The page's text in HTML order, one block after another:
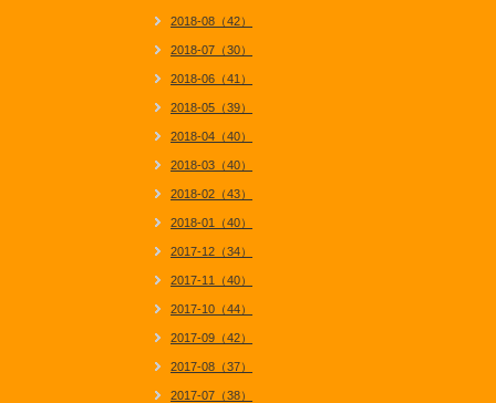
2018-08（42）
2018-07（30）
2018-06（41）
2018-05（39）
2018-04（40）
2018-03（40）
2018-02（43）
2018-01（40）
2017-12（34）
2017-11（40）
2017-10（44）
2017-09（42）
2017-08（37）
2017-07（38）